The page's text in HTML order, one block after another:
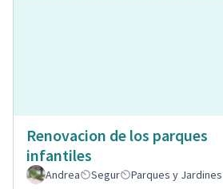
Renovacion de los parques
infantiles
Andrea Segur Parques y